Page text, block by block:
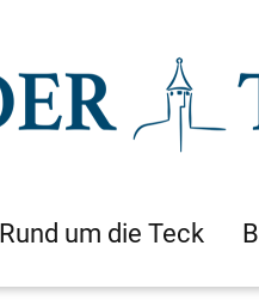
Rund um die Teck